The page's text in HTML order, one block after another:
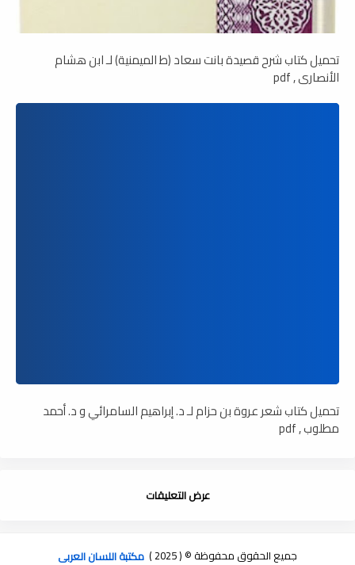
تحميل كتاب شرح قصيدة بانت سعاد (ط الميمنية) لـ ابن هشام
الأنصاري , pdf
تحميل كتاب شعر عروة بن حزام لـ د. إبراهيم السامرائي و د. أحمد
مطلوب , pdf
عرض التعليقات
جميع الحقوق محفوظة © ( 2025 ) مكتبة اللسان العربى